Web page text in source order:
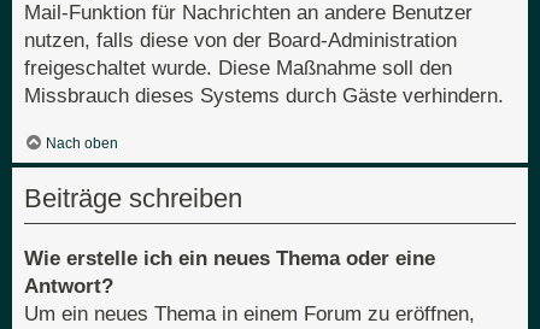
Mail-Funktion für Nachrichten an andere Benutzer
nutzen, falls diese von der Board-Administration
freigeschaltet wurde. Diese Maßnahme soll den
Missbrauch dieses Systems durch Gäste verhindern.
Nach oben
Beiträge schreiben
Wie erstelle ich ein neues Thema oder eine
Antwort?
Um ein neues Thema in einem Forum zu eröffnen,